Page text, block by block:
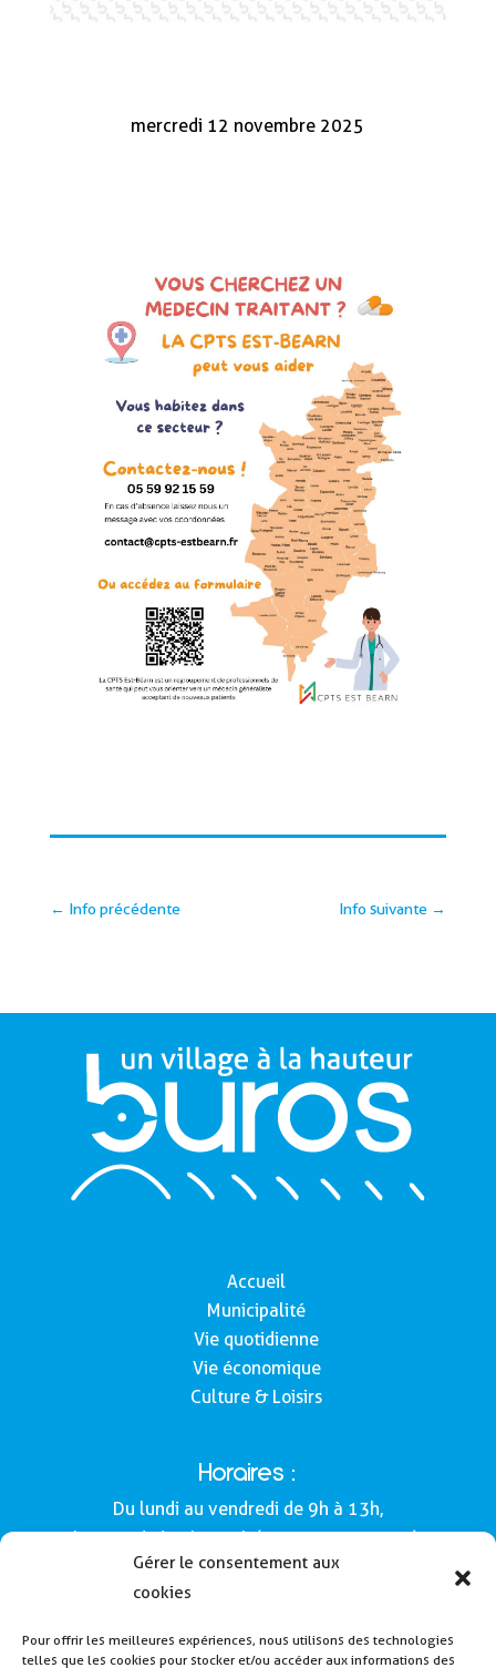
Gérer le consentement aux
cookies
Pour offrir les meilleures expériences, nous utilisons des technologies
telles que les cookies pour stocker et/ou accéder aux informations des
mercredi 12 novembre 2025
← Info précédente Info suivante →
Accueil
Municipalité
Vie quotidienne
Vie économique
Culture & Loisirs
Horaires :
Du lundi au vendredi de 9h à 13h,
le samedi de 9h à 12h (Semaines impaires).
160, route de Morlàas